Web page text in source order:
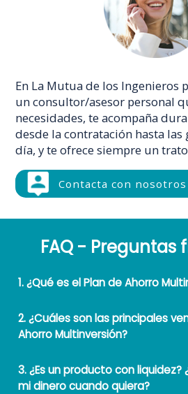
En La Mutua de los Ingenieros
un consultor/asesor personal
necesidades, te acompaña
desde la contratación hasta las
día, y te ofrece siempre un
Contacta con nosotros
FAQ - Preguntas
1. ¿Qué es el Plan de Ahorro
2. ¿Cuáles son las principales
Ahorro Multinversión?
3. ¿Es un producto con liquidez?
mi dinero cuando quiera?